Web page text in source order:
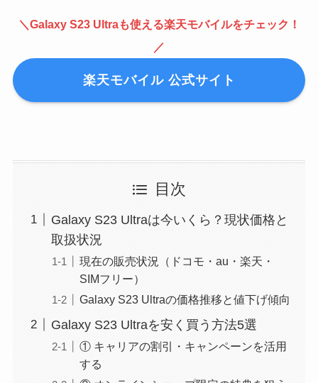
＼Galaxy S23 Ultraも使える楽天モバイルをチェック！
／
楽天モバイル 公式サイト
目次
Galaxy S23 Ultraは今いくら？現状価格と
取扱状況
現在の販売状況（ドコモ・au・楽天・
SIMフリー）
Galaxy S23 Ultraの価格推移と値下げ傾向
Galaxy S23 Ultraを安く買う方法5選
① キャリアの割引・キャンペーンを活用
する